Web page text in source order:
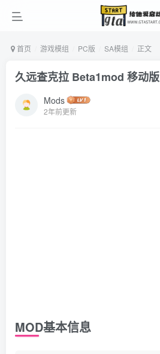
首页 游戏模组 PC版 SA模组 正文
久远查克拉 Beta1mod 移动版
Mods
2年前更新
MOD基本信息